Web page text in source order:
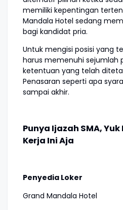
memiliki kepentingan
Mandala Hotel sedang
bagi kandidat pria.
Untuk mengisi posisi yang
harus memenuhi sejumlah
ketentuan yang telah
Penasaran seperti apa
sampai akhir.
Punya Ijazah SMA,
Kerja Ini Aja
Penyedia Loker
Grand Mandala Hotel